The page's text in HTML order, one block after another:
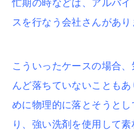
忙期の時などは、アルバ
スを行なう会社さんがあり
こういったケースの場合
んど落ちていないことも
めに物理的に落とそうと
り、強い洗剤を使用して